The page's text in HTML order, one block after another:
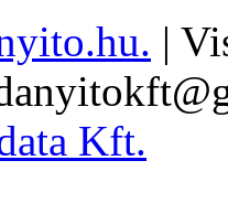
|
Kft.